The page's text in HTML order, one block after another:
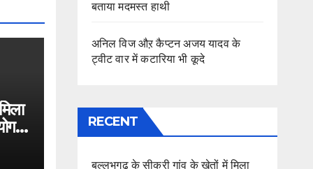
बताया मदमस्त हाथी
अनिल विज औऱ कैप्टन अजय यादव के
ट्वीट वार में कटारिया भी कूदे
RECENT
बल्लभगढ़ के सीकरी गांव के खेतों में मिला